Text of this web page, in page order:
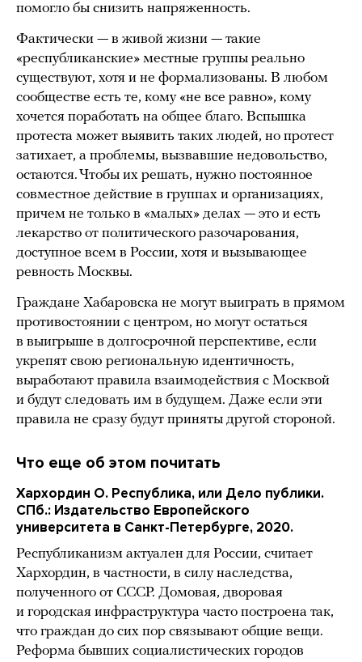
помогло бы снизить напряженность.
Фактически — в живой жизни — такие
«республиканские» местные группы реально
существуют, хотя и не формализованы. В любом
сообществе есть те, кому «не все равно», кому
хочется поработать на общее благо. Вспышка
протеста может выявить таких людей, но протест
затихает, а проблемы, вызвавшие недовольство,
остаются. Чтобы их решать, нужно постоянное
совместное действие в группах и организациях,
причем не только в «малых» делах — это и есть
лекарство от политического разочарования,
доступное всем в России, хотя и вызывающее
ревность Москвы.
Граждане Хабаровска не могут выиграть в прямом
противостоянии с центром, но могут остаться
в выигрыше в долгосрочной перспективе, если
укрепят свою региональную идентичность,
выработают правила взаимодействия с Москвой
и будут следовать им в будущем. Даже если эти
правила не сразу будут приняты другой стороной.
Что еще об этом почитать
Хархордин О. Республика, или Дело публики.
СПб.: Издательство Европейского
университета в Санкт-Петербурге, 2020.
Республиканизм актуален для России, считает
Хархордин, в частности, в силу наследства,
полученного от СССР. Домовая, дворовая
и городская инфраструктура часто построена так,
что граждан до сих пор связывают общие вещи.
Реформа бывших социалистических городов